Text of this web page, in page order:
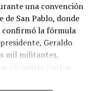
una convención
San Pablo, donde
confirmó la fórmula
Geraldo
mil militantes,
oficialista Juntos